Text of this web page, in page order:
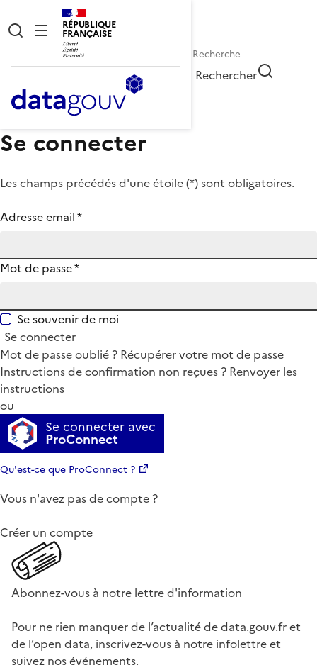
RÉPUBLIQUE
FRANÇAISE
Rechercher
Se connecter
Les champs précédés d'une étoile (*) sont obligatoires.
Adresse email*
Mot de passe*
Se souvenir de moi
Se connecter
Mot de passe oublié ? Récupérer votre mot de passe
Instructions de confirmation non reçues ? Renvoyer les
instructions
ou
Se connecter avec
ProConnect
Qu'est-ce que ProConnect ?
Vous n'avez pas de compte ?
Créer un compte
Abonnez-vous à notre lettre d'information
Pour ne rien manquer de l’actualité de data.gouv.fr et
de l’open data, inscrivez-vous à notre infolettre et
suivez nos événements.